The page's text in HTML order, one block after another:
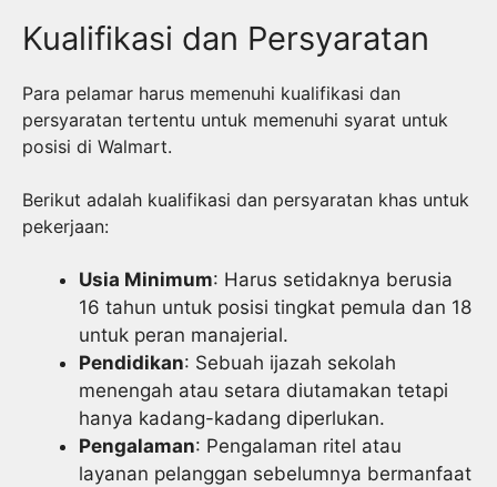
Kualifikasi dan Persyaratan
Para pelamar harus memenuhi kualifikasi dan
persyaratan tertentu untuk memenuhi syarat untuk
posisi di Walmart.
Berikut adalah kualifikasi dan persyaratan khas untuk
pekerjaan:
Usia Minimum: Harus setidaknya berusia
16 tahun untuk posisi tingkat pemula dan 18
untuk peran manajerial.
Pendidikan: Sebuah ijazah sekolah
menengah atau setara diutamakan tetapi
hanya kadang-kadang diperlukan.
Pengalaman: Pengalaman ritel atau
layanan pelanggan sebelumnya bermanfaat